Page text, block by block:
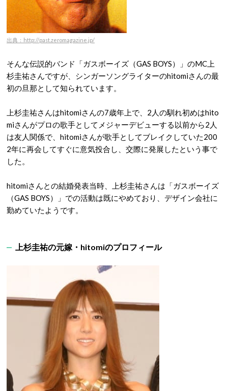
出典：http://past.zeromagazine.jp/
そんな伝説的バンド「ガスボーイズ（GAS BOYS）」のMC上
杉圭祐さんですが、シンガーソングライターのhitomiさんの最
初の旦那として知られています。
上杉圭祐さんはhitomiさんの7歳年上で、2人の馴れ初めはhito
miさんがプロの歌手としてメジャーデビューする以前から2人
は友人関係で、hitomiさんが歌手としてブレイクしていた200
2年に再会してすぐに意気投合し、交際に発展したという事で
した。
hitomiさんとの結婚発表当時、上杉圭祐さんは「ガスボーイズ
（GAS BOYS）」での活動は既にやめており、デザイン会社に
勤めていたようです。
上杉圭祐の元嫁・hitomiのプロフィール